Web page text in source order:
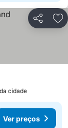
Partilhar
cidade
Ver preços